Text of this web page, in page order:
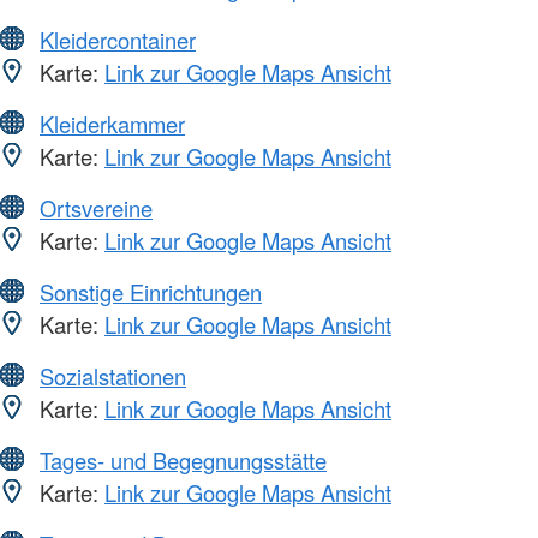
Kleidercontainer
Karte: Link zur Google Maps Ansicht
Kleiderkammer
Karte: Link zur Google Maps Ansicht
Ortsvereine
Karte: Link zur Google Maps Ansicht
Sonstige Einrichtungen
Karte: Link zur Google Maps Ansicht
Sozialstationen
Karte: Link zur Google Maps Ansicht
Tages- und Begegnungsstätte
Karte: Link zur Google Maps Ansicht